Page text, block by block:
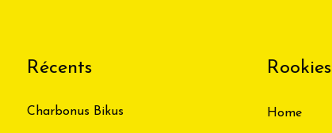
Récents
Charbonus Bikus
Rookies
Home